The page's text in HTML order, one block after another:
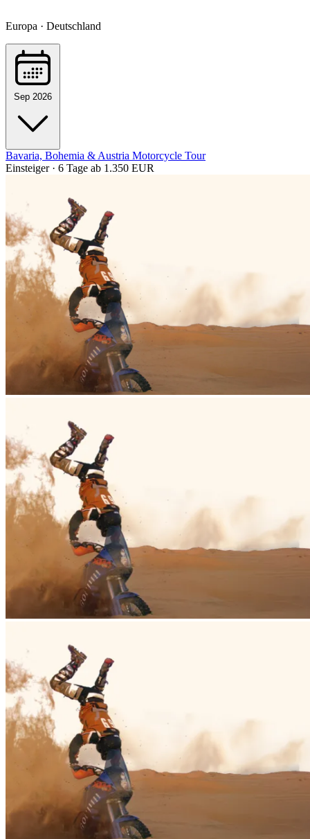
Europa · Deutschland
Sep 2026
Bavaria, Bohemia & Austria Motorcycle Tour
Einsteiger · 6 Tage ab 1.350 EUR